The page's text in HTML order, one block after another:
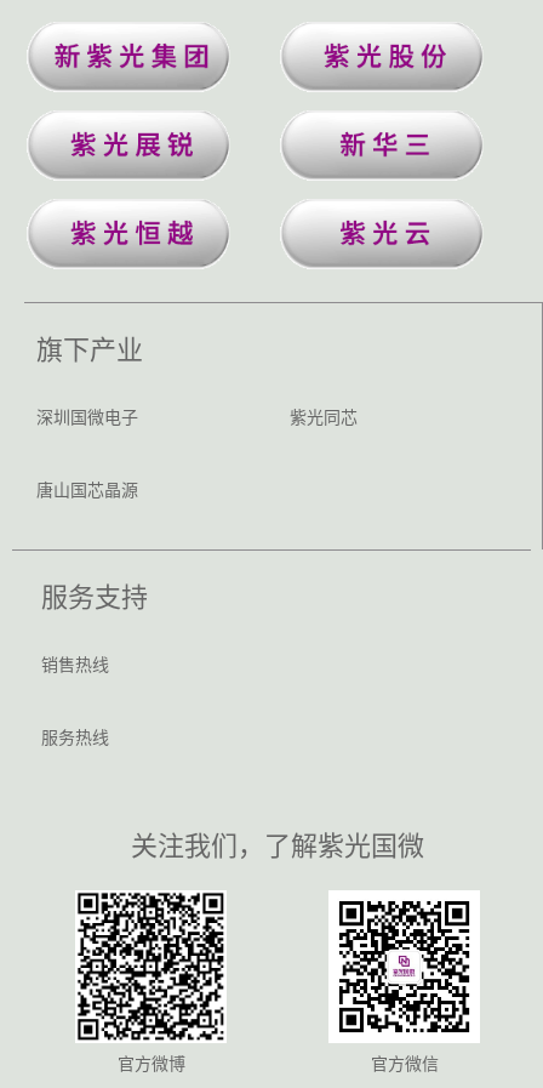
旗下产业
深圳国微电子 紫光同芯
唐山国芯晶源
服务支持
销售热线
服务热线
关注我们，了解紫光国微
官方微博 官方微信